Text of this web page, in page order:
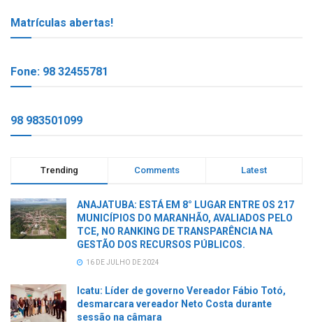
Matrículas abertas!
Fone: 98 32455781
98 983501099
Trending Comments Latest
ANAJATUBA: ESTÁ EM 8° LUGAR ENTRE OS 217
MUNICÍPIOS DO MARANHÃO, AVALIADOS PELO
TCE, NO RANKING DE TRANSPARÊNCIA NA
GESTÃO DOS RECURSOS PÚBLICOS.
16 DE JULHO DE 2024
Icatu: Líder de governo Vereador Fábio Totó,
desmarcara vereador Neto Costa durante
sessão na câmara